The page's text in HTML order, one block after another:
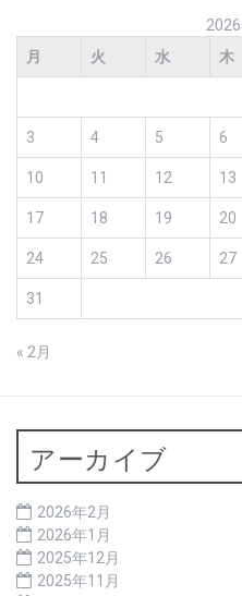
月
火 水 木
3 4 5 6
10 11 12 13
17 18 19 20
24 25 26 27
31
« 2月
アーカイブ
2026年2月
2026年1月
2025年12月
2025年11月